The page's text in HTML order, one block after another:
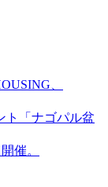
、
ト「ナゴパル盆
催。